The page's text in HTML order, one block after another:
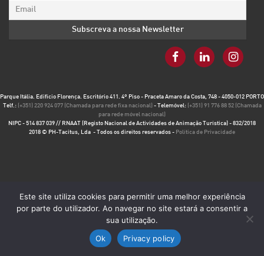
Parque Itália. Edifício Florença. Escritório 411. 4º Piso - Praceta Amaro da Costa, 748 - 4050-012 PORTO
Telf.: (+351) 220 924 077 (Chamada para rede fixa nacional) - Telemóvel: (+351) 91 776 88 52 (Chamada
para rede móvel nacional)
NIPC - 514 837 039 // RNAAT (Registo Nacional de Actividades de Animação Turística) - 832/2018
2018 © PH-Tacitus, Lda - Todos os direitos reservados - Política de Privacidade
Este site utiliza cookies para permitir uma melhor experiência
por parte do utilizador. Ao navegar no site estará a consentir a
sua utilização.
Ok
Privacy policy